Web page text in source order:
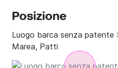
Posizione
Luogo barca senza patente :
Marea, Patti